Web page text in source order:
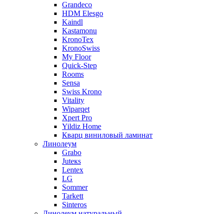
Grandeco
HDM Elesgo
Kaindl
Kastamonu
KronoTex
KronoSwiss
My Floor
Quick-Step
Rooms
Sensa
Swiss Krono
Vitality
Wiparqet
Xpert Pro
Yildiz Home
Кварц виниловый ламинат
Линолеум
Grabo
Juteкs
Lentex
LG
Sommer
Tarkett
Sinteros